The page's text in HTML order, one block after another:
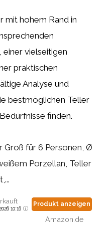
mit hohem Rand in
einer vielseitigen
praktischen
Analyse und
bestmöglichen Teller
finden.
Groß für 6 Personen, Ø
Porzellan, Teller
10:16
Produkt anzeigen
Amazon.de